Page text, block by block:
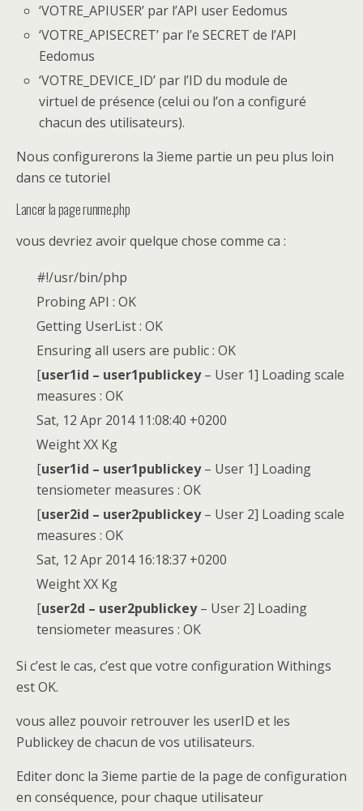
‘VOTRE_APIUSER’ par l’API user Eedomus
‘VOTRE_APISECRET’ par l’e SECRET de l’API
Eedomus
‘VOTRE_DEVICE_ID’ par l’ID du module de
virtuel de présence (celui ou l’on a configuré
chacun des utilisateurs).
Nous configurerons la 3ieme partie un peu plus loin
dans ce tutoriel
Lancer la page runme.php
vous devriez avoir quelque chose comme ca :
#!/usr/bin/php
Probing API : OK
Getting UserList : OK
Ensuring all users are public : OK
[user1id – user1publickey– User 1] Loading scale
measures : OK
Sat, 12 Apr 2014 11:08:40 +0200
Weight XX Kg
[user1id – user1publickey– User 1] Loading
tensiometer measures : OK
[user2id – user2publickey– User 2] Loading scale
measures : OK
Sat, 12 Apr 2014 16:18:37 +0200
Weight XX Kg
[user2d – user2publickey– User 2] Loading
tensiometer measures : OK
Si c’est le cas, c’est que votre configuration Withings
est OK.
vous allez pouvoir retrouver les userID et les
Publickey de chacun de vos utilisateurs.
Editer donc la 3ieme partie de la page de configuration
en conséquence, pour chaque utilisateur